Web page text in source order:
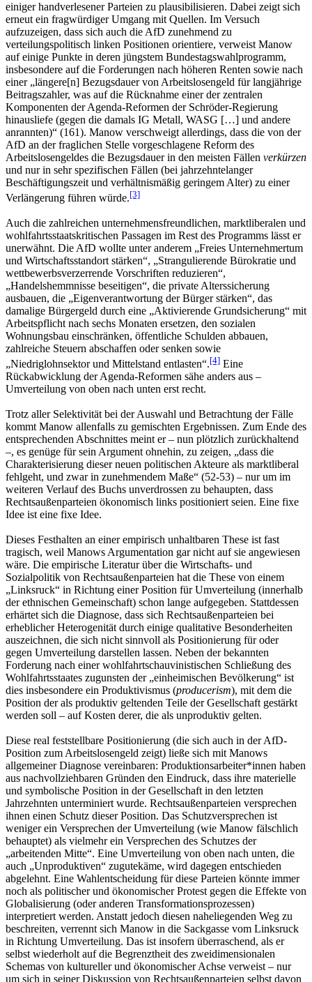
einiger handverlesener Parteien zu plausibilisieren. Dabei zeigt sich
erneut ein fragwürdiger Umgang mit Quellen. Im Versuch
aufzuzeigen, dass sich auch die AfD zunehmend zu
verteilungspolitisch linken Positionen orientiere, verweist Manow
auf einige Punkte in deren jüngstem Bundestagswahlprogramm,
insbesondere auf die Forderungen nach höheren Renten sowie nach
einer „längere[n] Bezugsdauer von Arbeitslosengeld für langjährige
Beitragszahler, was auf die Rücknahme einer der zentralen
Komponenten der Agenda-Reformen der Schröder-Regierung
hinausliefe (gegen die damals IG Metall, WASG […] und andere
anrannten)“ (161). Manow verschweigt allerdings, dass die von der
AfD an der fraglichen Stelle vorgeschlagene Reform des
Arbeitslosengeldes die Bezugsdauer in den meisten Fällen verkürzen
und nur in sehr spezifischen Fällen (bei jahrzehntelanger
Beschäftigungszeit und verhältnismäßig geringem Alter) zu einer
Verlängerung führen würde.[3]
Auch die zahlreichen unternehmensfreundlichen, marktliberalen und
wohlfahrtsstaatskritischen Passagen im Rest des Programms lässt er
unerwähnt. Die AfD wollte unter anderem „Freies Unternehmertum
und Wirtschaftsstandort stärken“, „Strangulierende Bürokratie und
wettbewerbsverzerrende Vorschriften reduzieren“,
„Handelshemmnisse beseitigen“, die private Alterssicherung
ausbauen, die „Eigenverantwortung der Bürger stärken“, das
damalige Bürgergeld durch eine „Aktivierende Grundsicherung“ mit
Arbeitspflicht nach sechs Monaten ersetzen, den sozialen
Wohnungsbau einschränken, öffentliche Schulden abbauen,
zahlreiche Steuern abschaffen oder senken sowie
„Niedriglohnsektor und Mittelstand entlasten“.[4] Eine
Rückabwicklung der Agenda-Reformen sähe anders aus –
Umverteilung von oben nach unten erst recht.
Trotz aller Selektivität bei der Auswahl und Betrachtung der Fälle
kommt Manow allenfalls zu gemischten Ergebnissen. Zum Ende des
entsprechenden Abschnittes meint er – nun plötzlich zurückhaltend
–, es genüge für sein Argument ohnehin, zu zeigen, „dass die
Charakterisierung dieser neuen politischen Akteure als marktliberal
fehlgeht, und zwar in zunehmendem Maße“ (52-53) – nur um im
weiteren Verlauf des Buchs unverdrossen zu behaupten, dass
Rechtsaußenparteien ökonomisch links positioniert seien. Eine fixe
Idee ist eine fixe Idee.
Dieses Festhalten an einer empirisch unhaltbaren These ist fast
tragisch, weil Manows Argumentation gar nicht auf sie angewiesen
wäre. Die empirische Literatur über die Wirtschafts- und
Sozialpolitik von Rechtsaußenparteien hat die These von einem
„Linksruck“ in Richtung einer Position für Umverteilung (innerhalb
der ethnischen Gemeinschaft) schon lange aufgegeben. Stattdessen
erhärtet sich die Diagnose, dass sich Rechtsaußenparteien bei
erheblicher Heterogenität durch einige qualitative Besonderheiten
auszeichnen, die sich nicht sinnvoll als Positionierung für oder
gegen Umverteilung darstellen lassen. Neben der bekannten
Forderung nach einer wohlfahrtschauvinistischen Schließung des
Wohlfahrtsstaates zugunsten der „einheimischen Bevölkerung“ ist
dies insbesondere ein Produktivismus (producerism), mit dem die
Position der als produktiv geltenden Teile der Gesellschaft gestärkt
werden soll – auf Kosten derer, die als unproduktiv gelten.
Diese real feststellbare Positionierung (die sich auch in der AfD-
Position zum Arbeitslosengeld zeigt) ließe sich mit Manows
allgemeiner Diagnose vereinbaren: Produktionsarbeiter*innen haben
aus nachvollziehbaren Gründen den Eindruck, dass ihre materielle
und symbolische Position in der Gesellschaft in den letzten
Jahrzehnten unterminiert wurde. Rechtsaußenparteien versprechen
ihnen einen Schutz dieser Position. Das Schutzversprechen ist
weniger ein Versprechen der Umverteilung (wie Manow fälschlich
behauptet) als vielmehr ein Versprechen des Schutzes der
„arbeitenden Mitte“. Eine Umverteilung von oben nach unten, die
auch „Unproduktiven“ zugutekäme, wird dagegen entschieden
abgelehnt. Eine Wahlentscheidung für diese Parteien könnte immer
noch als politischer und ökonomischer Protest gegen die Effekte von
Globalisierung (oder anderen Transformationsprozessen)
interpretiert werden. Anstatt jedoch diesen naheliegenden Weg zu
beschreiten, verrennt sich Manow in die Sackgasse vom Linksruck
in Richtung Umverteilung. Das ist insofern überraschend, als er
selbst wiederholt auf die Begrenztheit des zweidimensionalen
Schemas von kultureller und ökonomischer Achse verweist – nur
um sich in seiner Diskussion von Rechtsaußenparteien selbst davon